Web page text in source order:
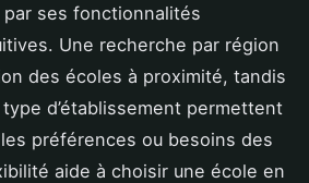
par ses fonctionnalités
Une recherche par région
des écoles à proximité, tandis
d’établissement permettent
préférences ou besoins des
aide à choisir une école en